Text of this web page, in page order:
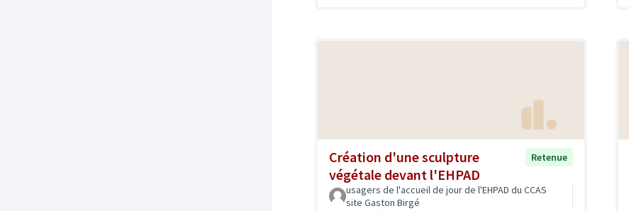
Création d'une sculpture
végétale devant l'EHPAD
Retenue
usagers de l'accueil de jour de l'EHPAD du CCAS
site Gaston Birgé